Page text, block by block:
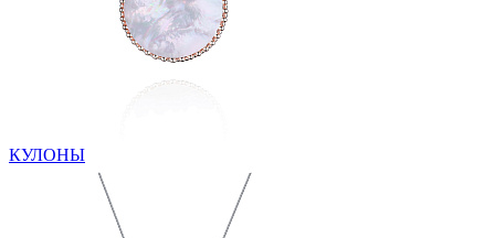
КУЛОНЫ